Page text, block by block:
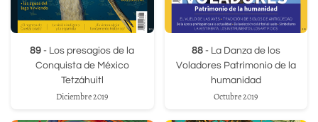
89 - Los presagios de la
Conquista de México
Tetzáhuitl
Diciembre 2019
88- La Danza de los
Voladores Patrimonio de la
humanidad
Octubre 2019